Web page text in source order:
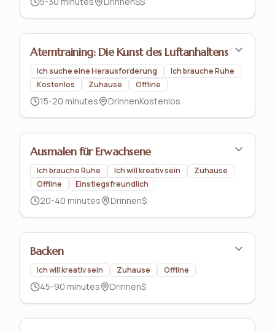
Atemtraining: Die Kunst des Luftanhaltens
Ich suche eine Herausforderung
Ich brauche Ruhe
Kostenlos
Zuhause Offline
15-20 minutes DrinnenKostenlos
Ausmalen für Erwachsene
Ich brauche Ruhe Ich will kreativ sein
Zuhause
Offline
Einstiegsfreundlich
20-40 minutes Drinnen$
Backen
Ich will kreativ sein Zuhause Offline
45-90 minutes Drinnen$